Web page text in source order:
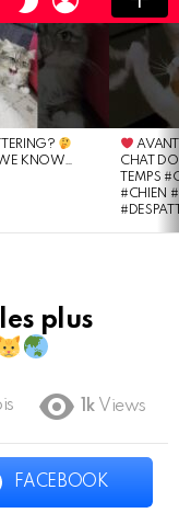
DE
PEAU
WE KNOW…
CHAT
TEMPS
#CHIEN
les plus
1k Views
FACEBOOK